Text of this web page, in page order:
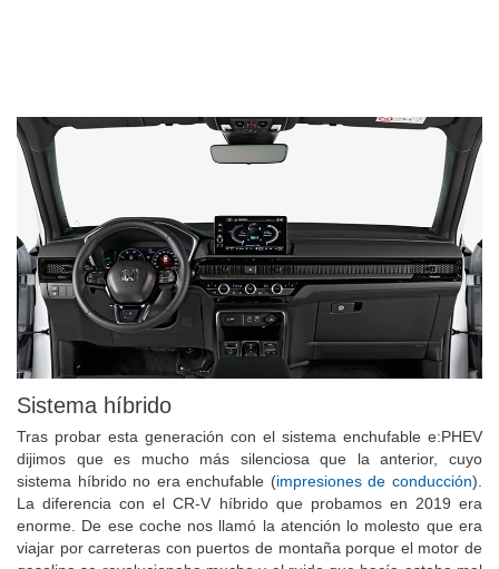
Sistema híbrido
Tras probar esta generación con el sistema enchufable e:PHEV
dijimos que es mucho más silenciosa que la anterior, cuyo
sistema híbrido no era enchufable (impresiones de conducción).
La diferencia con el CR-V híbrido que probamos en 2019 era
enorme. De ese coche nos llamó la atención lo molesto que era
viajar por carreteras con puertos de montaña porque el motor de